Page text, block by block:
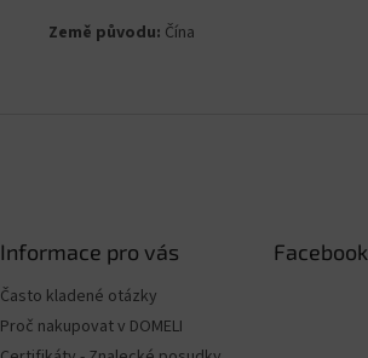
Země původu: Čína
Informace pro vás
Často kladené otázky
Proč nakupovat v DOMELI
Facebook